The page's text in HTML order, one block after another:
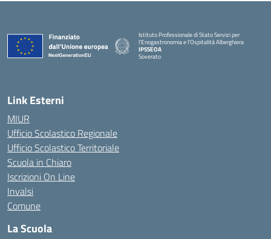
Istituto Professionale di Stato Servizi per
l'Enogastronomia e l'Ospitalità Alberghiera
IPSSEOA
Soverato
Link Esterni
MIUR
Ufficio Scolastico Regionale
Ufficio Scolastico Territoriale
Scuola in Chiaro
Iscrizioni On Line
Invalsi
Comune
La Scuola